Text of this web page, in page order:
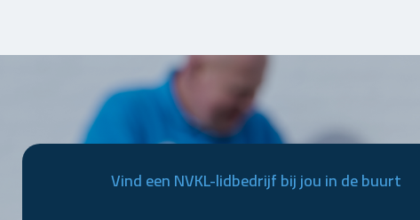
Vind een NVKL-lidbedrijf bij jou in de buurt